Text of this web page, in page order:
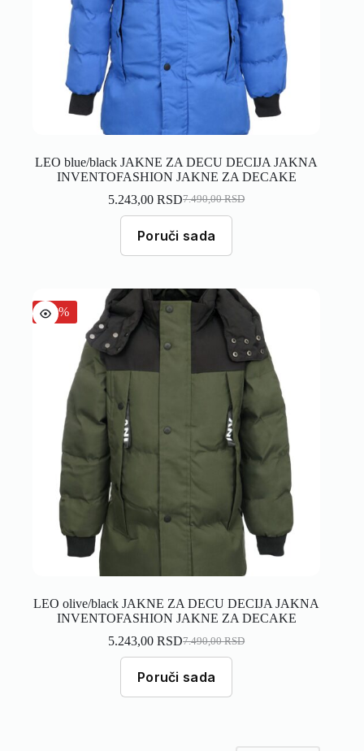
LEO blue/black JAKNE ZA DECU DECIJA JAKNA
INVENTOFASHION JAKNE ZA DECAKE
7.490,00RSD
5.243,00RSD
Poruči sada
-30%
LEO olive/black JAKNE ZA DECU DECIJA JAKNA
INVENTOFASHION JAKNE ZA DECAKE
7.490,00RSD
5.243,00RSD
Poruči sada